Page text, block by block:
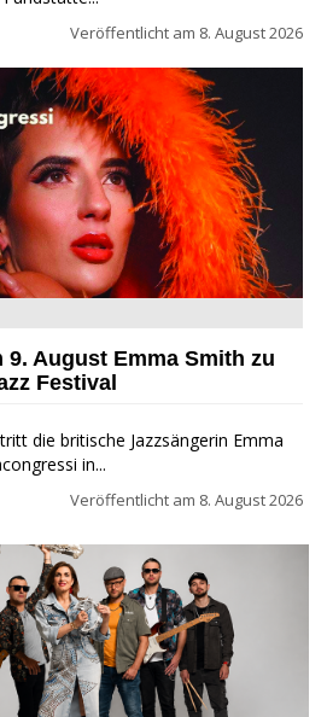
Veröffentlicht am 8. August 2026
zu Gast beim Garda Jazz
9. August Emma Smith zu
Festival
die britische Jazzsängerin Emma
in...
Veröffentlicht am 8. August 2026